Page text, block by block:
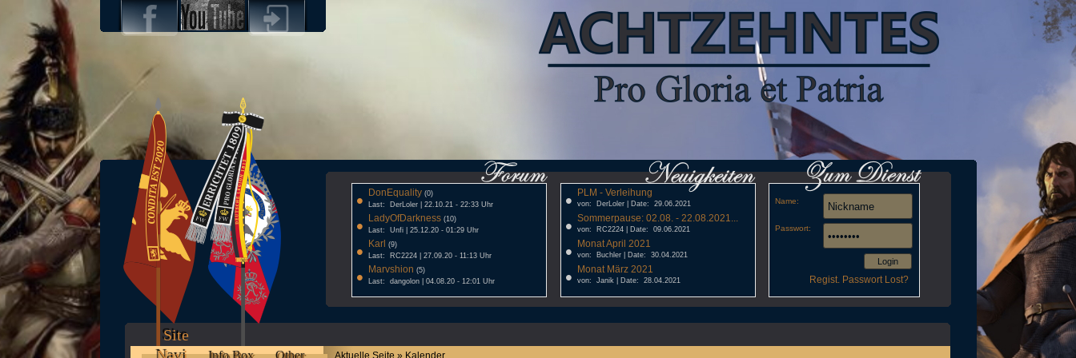
• DonEquality(0)
Last: DerLoler | 22.10.21 - 22:33 Uhr
• LadyOfDarkness(10)
Last: Unfi | 25.12.20 - 01:29 Uhr
• Karl (9)
Last: RC2224 | 27.09.20 - 11:13 Uhr
• Marvshion (5)
Last: dangolon | 04.08.20 - 12:01 Uhr
• PLM - Verleihung
von: DerLoler | Date: 29.06.2021
• Sommerpause: 02.08. - 22.08.2021...
von: RC2224 | Date: 09.06.2021
• Monat April 2021
von: Buchler | Date: 30.04.2021
• Monat März 2021
von: Janik | Date: 28.04.2021
Name:
Passwort:
Login
Regist. Passwort Lost?
Site
Aktuelle Seite » Kalender